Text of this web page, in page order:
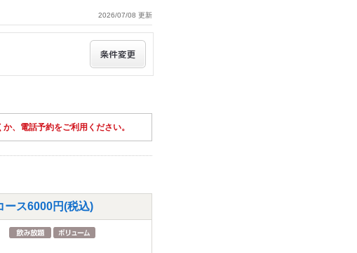
2026/07/08 更新
、電話予約をご利用ください。
ース6000円(税込)